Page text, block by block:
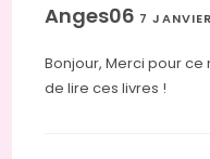
Anges06 7
Bonjour, Merci pour
de lire ces livres !